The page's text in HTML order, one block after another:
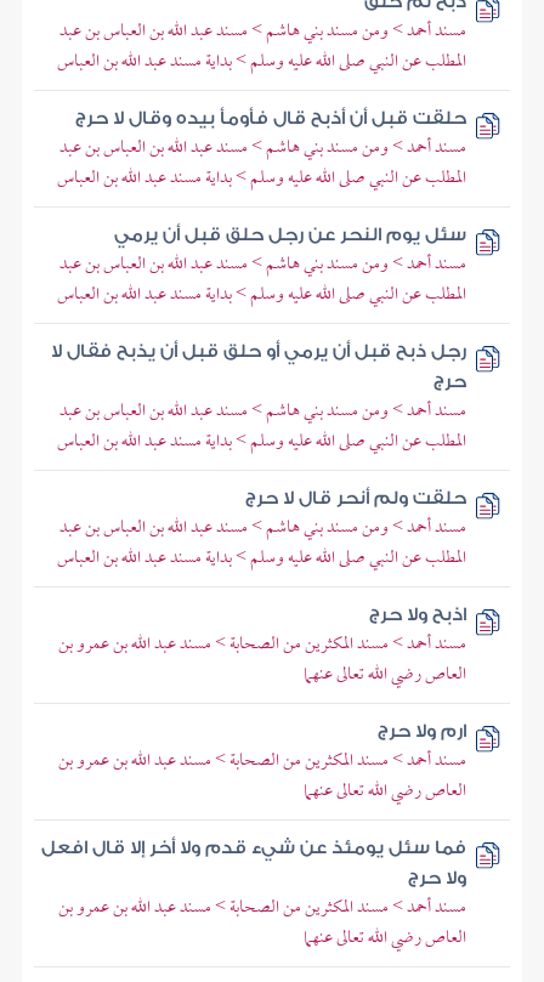
مسند أحمد > ومن مسند بني هاشم > مسند عبد الله بن العباس بن عبد
المطلب عن النبي صلى الله عليه وسلم > بداية مسند عبد الله بن العباس
حلقت قبل أن أذبح قال فأومأ بيده وقال لا حرج
مسند أحمد > ومن مسند بني هاشم > مسند عبد الله بن العباس بن عبد
المطلب عن النبي صلى الله عليه وسلم > بداية مسند عبد الله بن العباس
سئل يوم النحر عن رجل حلق قبل أن يرمي
مسند أحمد > ومن مسند بني هاشم > مسند عبد الله بن العباس بن عبد
المطلب عن النبي صلى الله عليه وسلم > بداية مسند عبد الله بن العباس
رجل ذبح قبل أن يرمي أو حلق قبل أن يذبح فقال لا
حرج
مسند أحمد > ومن مسند بني هاشم > مسند عبد الله بن العباس بن عبد
المطلب عن النبي صلى الله عليه وسلم > بداية مسند عبد الله بن العباس
حلقت ولم أنحر قال لا حرج
مسند أحمد > ومن مسند بني هاشم > مسند عبد الله بن العباس بن عبد
المطلب عن النبي صلى الله عليه وسلم > بداية مسند عبد الله بن العباس
اذبح ولا حرج
مسند أحمد > مسند المكثرين من الصحابة > مسند عبد الله بن عمرو بن
العاص رضي الله تعالى عنهما
ارم ولا حرج
مسند أحمد > مسند المكثرين من الصحابة > مسند عبد الله بن عمرو بن
العاص رضي الله تعالى عنهما
فما سئل يومئذ عن شيء قدم ولا أخر إلا قال افعل
ولا حرج
مسند أحمد > مسند المكثرين من الصحابة > مسند عبد الله بن عمرو بن
العاص رضي الله تعالى عنهما